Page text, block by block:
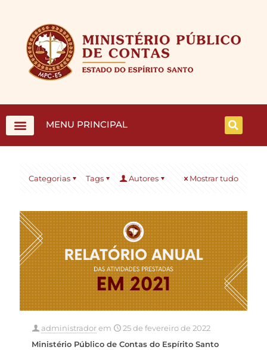
MENU PRINCIPAL
Categorias Tags Autores Mostrar tudo
administradorem
25 de fevereiro de 2022
Ministério Público de Contas do Espírito Santo